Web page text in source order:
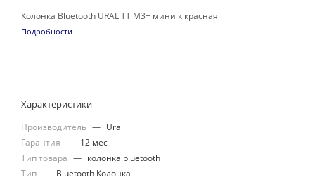
Колонка Bluetooth URAL ТТ М3+ мини к красная
Подробности
Характеристики
Производитель — Ural
Гарантия — 12 мес
Тип товара — колонка bluetooth
Тип — Bluetooth Колонка